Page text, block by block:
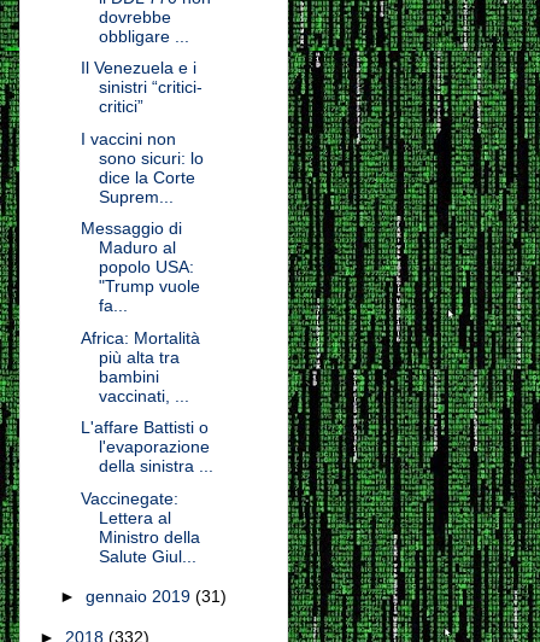
dovrebbe
obbligare ...
Il Venezuela e i
sinistri “critici-
critici”
I vaccini non
sono sicuri: lo
dice la Corte
Suprem...
Messaggio di
Maduro al
popolo USA:
"Trump vuole
fa...
Africa: Mortalità
più alta tra
bambini
vaccinati, ...
L'affare Battisti o
l'evaporazione
della sinistra ...
Vaccinegate:
Lettera al
Ministro della
Salute Giul...
► gennaio 2019 (31)
► 2018 (332)